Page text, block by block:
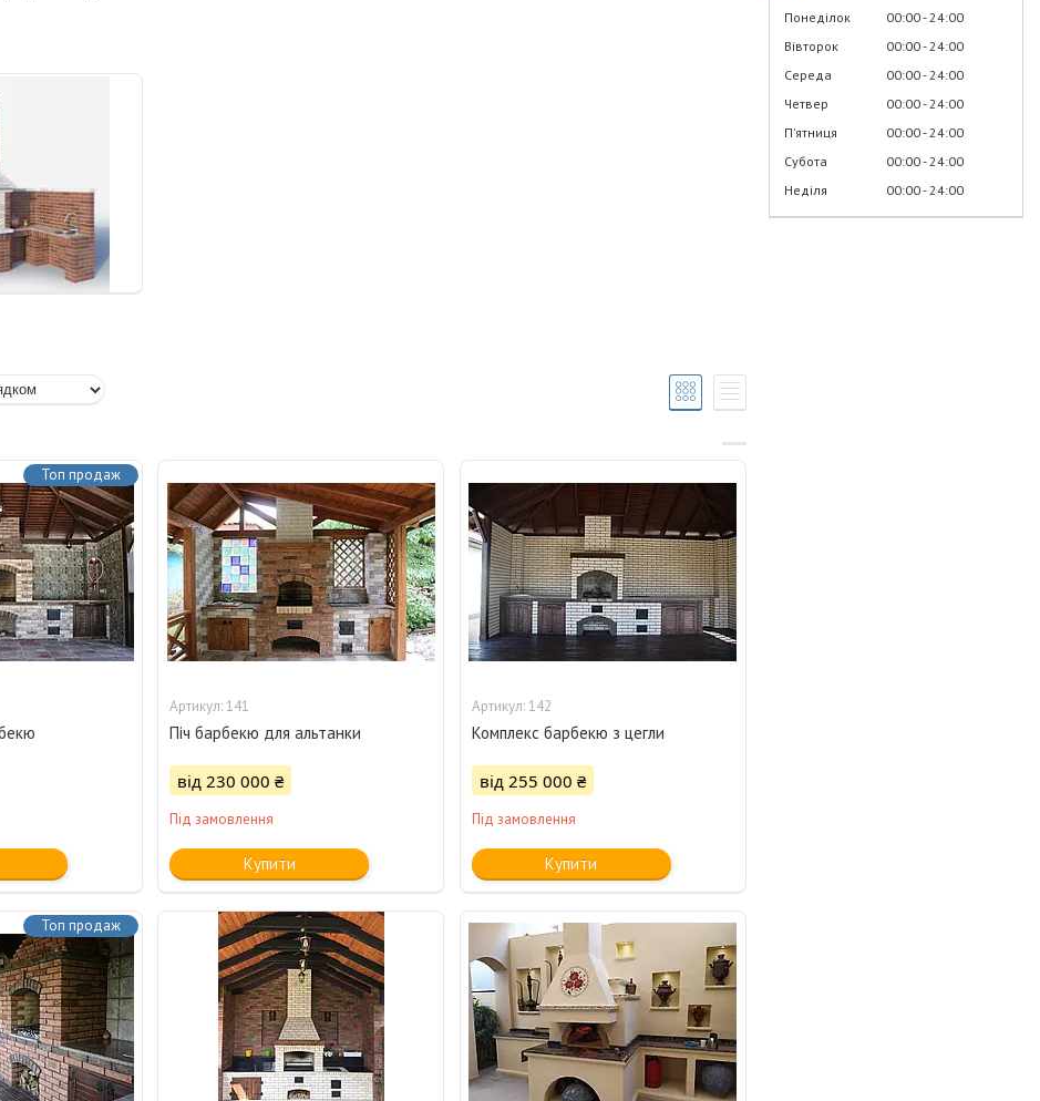
Топ продаж
141
Піч барбекю для альтанки
від 230 000 ₴
Під замовлення
Купити
142
Комплекс барбекю з цегли
від 255 000 ₴
Під замовлення
Купити
Топ продаж
Понеділок 00:00 24:00
Вівторок
00:00 24:00
Середа
00:00 24:00
Четвер
00:00 24:00
Пʼятниця
00:00 24:00
Субота
00:00 24:00
Неділя
00:00 24:00